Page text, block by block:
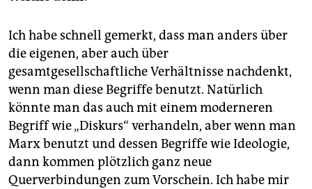
Ich habe schnell gemerkt, dass man anders über
die eigenen, aber auch über
gesamtgesellschaftliche Verhältnisse nachdenkt,
wenn man diese Begriffe benutzt. Natürlich
könnte man das auch mit einem moderneren
Begriff wie „Diskurs“ verhandeln, aber wenn man
Marx benutzt und dessen Begriffe wie Ideologie,
dann kommen plötzlich ganz neue
Querverbindungen zum Vorschein. Ich habe mir